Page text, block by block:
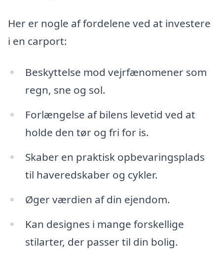
Her er nogle af fordelene ved at investere
i en carport:
Beskyttelse mod vejrfænomener som
regn, sne og sol.
Forlængelse af bilens levetid ved at
holde den tør og fri for is.
Skaber en praktisk opbevaringsplads
til haveredskaber og cykler.
Øger værdien af din ejendom.
Kan designes i mange forskellige
stilarter, der passer til din bolig.